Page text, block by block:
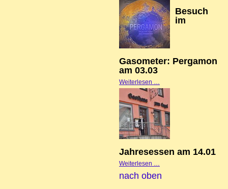
Juni
Besuch
im
Gasometer: Pergamon
am 03.03
Weiterlesen …
im
Gasometer:
Pergamon
am
Jahresessen am 14.01
Weiterlesen …
am
nach oben